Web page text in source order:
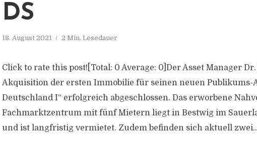
DS
18. August 2021 2 Min. Lesedauer
Click to rate this post![Total: 0 Average: 0]Der Asset Manager
Akquisition der ersten Immobilie für seinen neuen Publikums-
Deutschland I“ erfolgreich abgeschlossen. Das erworbene
Fachmarktzentrum mit fünf Mietern liegt in Bestwig im
und ist langfristig vermietet. Zudem befinden sich aktuell